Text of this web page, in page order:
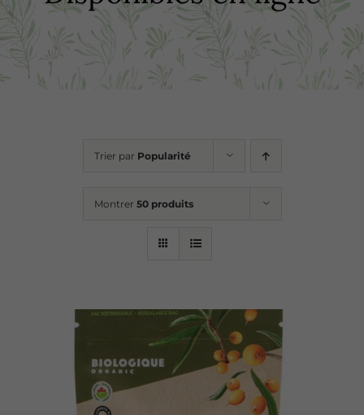
Recettes
Trier par Popularité
Montrer 50 produits